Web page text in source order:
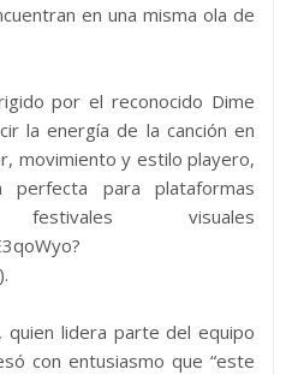
en una misma ola de
por el reconocido Dime
la energía de la canción en
movimiento y estilo playero,
perfecta para plataformas
visuales
quien lidera parte del equipo
con entusiasmo que “este